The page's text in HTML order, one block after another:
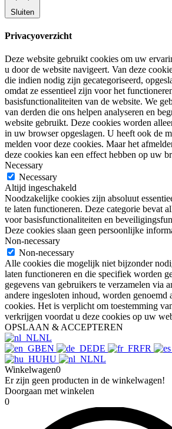
Sluiten
Privacyoverzicht
Deze website gebruikt cookies om uw
u door de website navigeert. Van deze
die indien nodig zijn gecategoriseerd,
omdat ze essentieel zijn voor het
basisfunctionaliteiten van de website. We
van derden die ons helpen analyseren en
website gebruikt. Deze cookies worden
in uw browser opgeslagen. U heeft ook de
melden voor deze cookies. Maar het
deze cookies kan een effect hebben op uw
Necessary
Necessary
Altijd ingeschakeld
Noodzakelijke cookies zijn absoluut
te laten functioneren. Deze categorie bevat
voor basisfunctionaliteiten en
Deze cookies slaan geen persoonlijke
Non-necessary
Non-necessary
Alle cookies die mogelijk niet bijzonder
laten functioneren en die specifiek worden
gegevens van gebruikers te verzamelen via
andere ingesloten inhoud, worden genoemd
cookies. Het is verplicht om toestemming
verkrijgen voordat u deze cookies op uw
OPSLAAN & ACCEPTEREN
NL
EN
DE FR
HU
NL
Winkelwagen0
Er zijn geen producten in de winkelwagen!
Doorgaan met winkelen
0